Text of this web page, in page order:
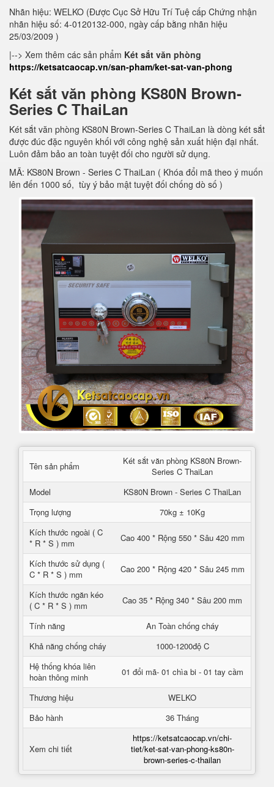
Nhãn hiệu: WELKO (Được Cục Sở Hữu Trí Tuệ cấp Chứng nhận
nhãn hiệu số: 4-0120132-000, ngày cấp bằng nhãn hiệu
25/03/2009 )
|--> Xem thêm các sản phẩm Két sắt văn phòng
https://ketsatcaocap.vn/san-pham/ket-sat-van-phong
Két sắt văn phòng KS80N Brown-
Series C ThaiLan
Két sắt văn phòng KS80N Brown-Series C ThaiLan là dòng két sắt
được đúc đặc nguyên khối với công nghệ sản xuất hiện đại nhất.
Luôn đảm bảo an toàn tuyệt đối cho người sử dụng.
MÃ: KS80N Brown - Series C ThaiLan ( Khóa đổi mã theo ý muốn
lên đến 1000 số, tùy ý bảo mật tuyệt đối chống dò số )
Tên sản phẩm
Két sắt văn phòng KS80N Brown-
Series C ThaiLan
Model
KS80N Brown - Series C ThaiLan
Trọng lượng
70kg ± 10Kg
Kích thước ngoài ( C
* R * S ) mm
Cao 400 * Rộng 550 * Sâu 420 mm
Kích thước sử dụng (
C * R * S ) mm
Cao 200 * Rộng 420 * Sâu 245 mm
Kích thước ngăn kéo
( C * R * S ) mm
Cao 35 * Rộng 340 * Sâu 200 mm
Tính năng
An Toàn chống cháy
Khả năng chống cháy
1000-1200độ C
Hệ thống khóa liên
hoàn thông minh
01 đổi mã- 01 chìa bi - 01 tay cầm
Thương hiệu
WELKO
Bảo hành
36 Tháng
Xem chi tiết
https://ketsatcaocap.vn/chi-
tiet/ket-sat-van-phong-ks80n-
brown-series-c-thailan